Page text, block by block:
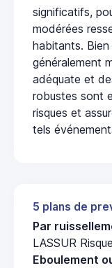
significatifs,
modérées
habitants.
généralement
adéquate et
robustes sont
risques et
tels
5 plans de
Par
LASSUR
Eboulement